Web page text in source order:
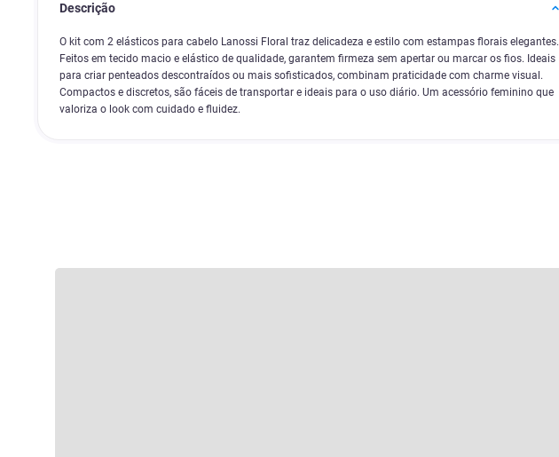
Descrição
O kit com 2 elásticos para cabelo Lanossi Floral traz delicadeza e estilo com estampas florais elegantes.
Feitos em tecido macio e elástico de qualidade, garantem firmeza sem apertar ou marcar os fios. Ideais
para criar penteados descontraídos ou mais sofisticados, combinam praticidade com charme visual.
Compactos e discretos, são fáceis de transportar e ideais para o uso diário. Um acessório feminino que
valoriza o look com cuidado e fluidez.